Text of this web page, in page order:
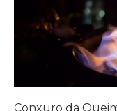
Conxuro da